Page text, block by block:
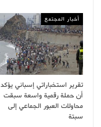
أخبار المجتمع
تقرير استخباراتي إسباني يؤكد
أن حملة رقمية واسعة سبقت
محاولات العبور الجماعي إلى
سبتة